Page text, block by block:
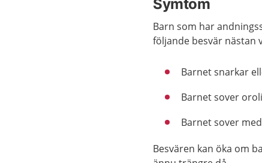
Symtom
Barn som har
följande besvär nästan
Barnet snarkar
Barnet sover
Barnet sover
Besvären kan öka om